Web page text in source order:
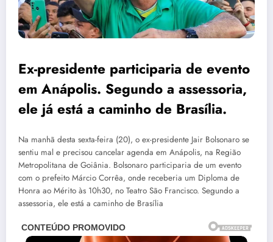
Ex-presidente participaria de evento
em Anápolis. Segundo a assessoria,
ele já está a caminho de Brasília.
Na manhã desta sexta-feira (20), o ex-presidente Jair Bolsonaro se
sentiu mal e precisou cancelar agenda em Anápolis, na Região
Metropolitana de Goiânia. Bolsonaro participaria de um evento
com o prefeito Márcio Corrêa, onde receberia um Diploma de
Honra ao Mérito às 10h30, no Teatro São Francisco. Segundo a
assessoria, ele está a caminho de Brasília